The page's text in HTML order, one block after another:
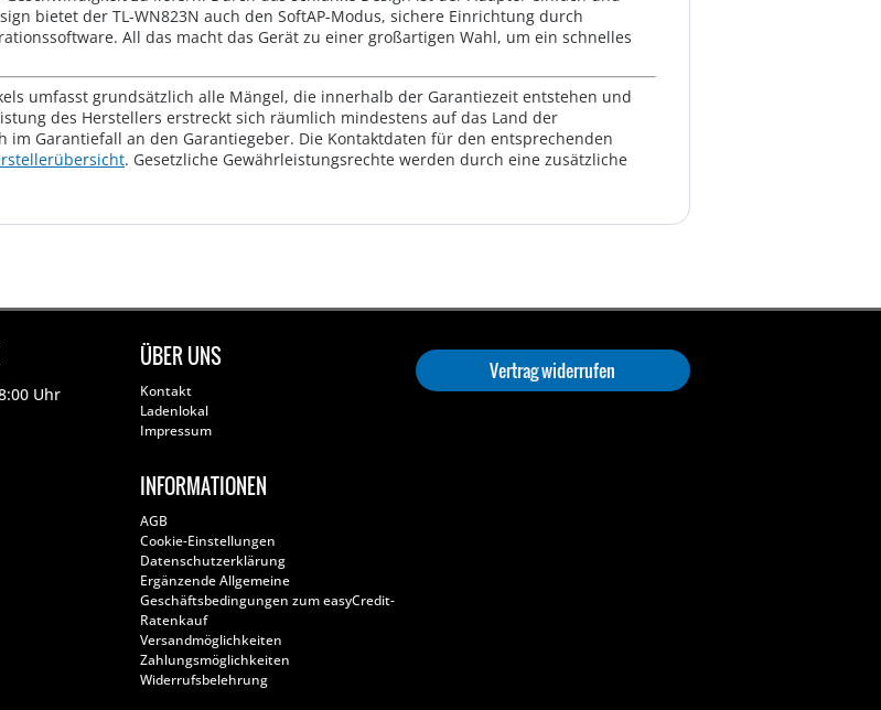
bietet der TL-WN823N auch den SoftAP-Modus, sichere Einrichtung durch
All das macht das Gerät zu einer großartigen Wahl, um ein schnelles
umfasst grundsätzlich alle Mängel, die innerhalb der Garantiezeit entstehen und
des Herstellers erstreckt sich räumlich mindestens auf das Land der
im Garantiefall an den Garantiegeber. Die Kontaktdaten für den entsprechenden
. Gesetzliche Gewährleistungsrechte werden durch eine zusätzliche
Uhr
ÜBER UNS
Kontakt
Ladenlokal
Impressum
INFORMATIONEN
AGB
Cookie-Einstellungen
Datenschutzerklärung
Ergänzende Allgemeine
Geschäftsbedingungen zum easyCredit-
Ratenkauf
Versandmöglichkeiten
Zahlungsmöglichkeiten
Widerrufsbelehrung
Vertrag widerrufen